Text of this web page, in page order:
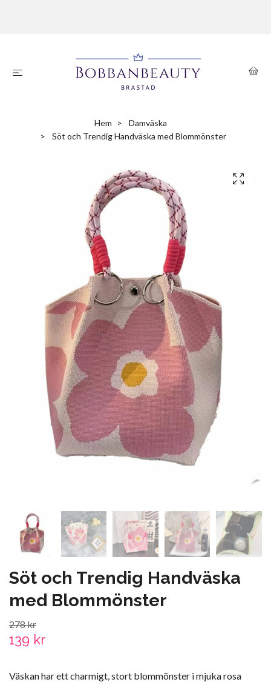
Hem
Damväska
Söt och Trendig Handväska med Blommönster
Söt och Trendig Handväska
med Blommönster
278 kr
139 kr
Väskan har ett charmigt, stort blommönster i mjuka rosa